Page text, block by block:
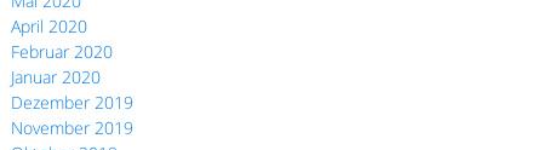
April 2020
Februar 2020
Januar 2020
Dezember 2019
November 2019